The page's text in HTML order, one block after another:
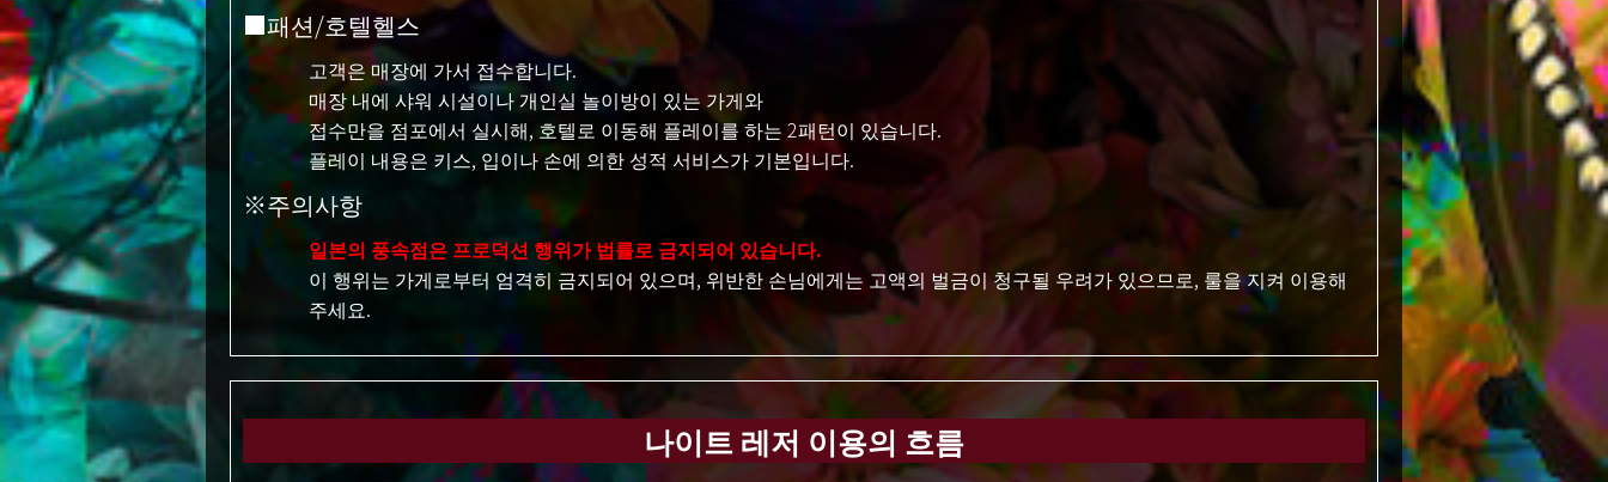
■패션/호텔헬스
고객은 매장에 가서 접수합니다.
매장 내에 샤워 시설이나 개인실 놀이방이 있는 가게와
접수만을 점포에서 실시해, 호텔로 이동해 플레이를 하는 2패턴이 있습니다.
플레이 내용은 키스, 입이나 손에 의한 성적 서비스가 기본입니다.
※주의사항
일본의 풍속점은 프로덕션 행위가 법률로 금지되어 있습니다.
이 행위는 가게로부터 엄격히 금지되어 있으며, 위반한 손님에게는 고액의 벌금이 청구될 우려가 있으므로, 룰을 지켜 이용해
주세요.
나이트 레저 이용의 흐름